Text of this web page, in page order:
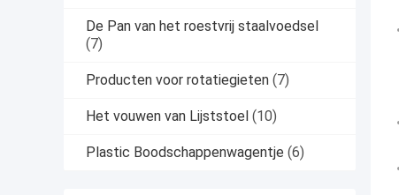
De Pan van het roestvrij staalvoedsel
(7)
Producten voor rotatiegieten (7)
Het vouwen van Lijststoel (10)
Plastic Boodschappenwagentje (6)